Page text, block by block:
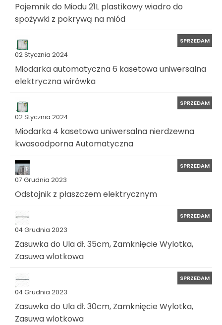
Pojemnik do Miodu 21L plastikowy wiadro do
spożywki z pokrywą na miód
02 Stycznia 2024
SPRZEDAM
Miodarka automatyczna 6 kasetowa uniwersalna
elektryczna wirówka
02 Stycznia 2024
SPRZEDAM
Miodarka 4 kasetowa uniwersalna nierdzewna
kwasoodporna Automatyczna
07 Grudnia 2023
SPRZEDAM
Odstojnik z płaszczem elektrycznym
04 Grudnia 2023
SPRZEDAM
Zasuwka do Ula dł. 35cm, Zamknięcie Wylotka,
Zasuwa wlotkowa
04 Grudnia 2023
SPRZEDAM
Zasuwka do Ula dł. 30cm, Zamknięcie Wylotka,
Zasuwa wlotkowa